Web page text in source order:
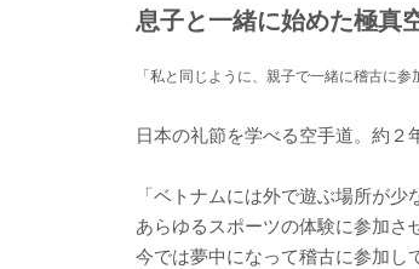
息子と一緒に始めた極真
「私と同じように、親子で一緒に稽古に
日本の礼節を学べる空手道。約２
「ベトナムには外で遊ぶ場所が
あらゆるスポーツの体験に参加さ
今では夢中になって稽古に参加し